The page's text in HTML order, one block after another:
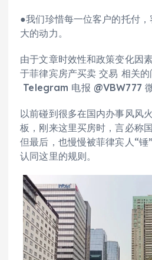
●我们珍惜每一位客户的托付
大的动力。
由于文章时效性和政策变化因
于菲律宾房产买卖 交易 相关
Telegram 电报 @VBW777
以前碰到很多在国内办事风风
板，刚来这里买房时，言必称
但最后，也慢慢被菲律宾人“锤
认同这里的规则。